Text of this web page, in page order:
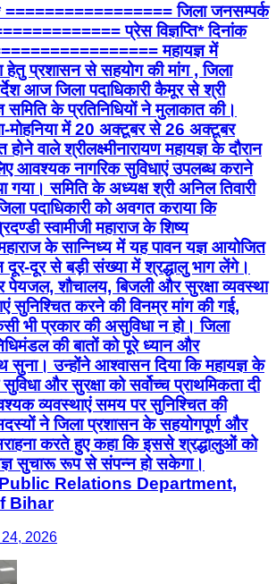
================= जिला जनसम्पर्क
प्रेस विज्ञप्ति* दिनांक
महायज्ञ में
हेतु प्रशासन से सहयोग की मांग , जिला
आज जिला पदाधिकारी कैमूर से श्री
समिति के प्रतिनिधियों ने मुलाकात की।
मोहनिया में 20 अक्टूबर से 26 अक्टूबर
वाले श्रीलक्ष्मीनारायण महायज्ञ के दौरान
आवश्यक नागरिक सुविधाएं उपलब्ध कराने
गया। समिति के अध्यक्ष श्री अनिल तिवारी
पदाधिकारी को अवगत कराया कि
स्वामीजी महाराज के शिष्य
महाराज के सान्निध्य में यह पावन यज्ञ आयोजित
दूर-दूर से बड़ी संख्या में श्रद्धालु भाग लेंगे।
पेयजल, शौचालय, बिजली और सुरक्षा व्यवस्था
सुनिश्चित करने की विनम्र मांग की गई,
भी प्रकार की असुविधा न हो। जिला
की बातों को पूरे ध्यान और
उन्होंने आश्वासन दिया कि महायज्ञ के
और सुरक्षा को सर्वोच्च प्राथमिकता दी
व्यवस्थाएं समय पर सुनिश्चित की
ने जिला प्रशासन के सहयोगपूर्ण और
करते हुए कहा कि इससे श्रद्धालुओं को
सुचारू रूप से संपन्न हो सकेगा।
Relations Department,
Bihar
2026